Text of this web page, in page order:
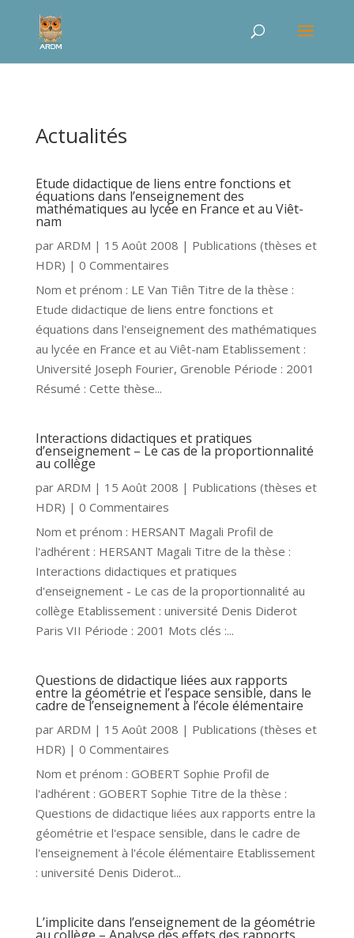
Actualités
Etude didactique de liens entre fonctions et
équations dans l’enseignement des
mathématiques au lycée en France et au Viêt-
nam
par ARDM | 15 Août 2008 | Publications (thèses et
HDR) | 0 Commentaires
Nom et prénom : LE Van Tiên Titre de la thèse :
Etude didactique de liens entre fonctions et
équations dans l'enseignement des mathématiques
au lycée en France et au Viêt-nam Etablissement :
Université Joseph Fourier, Grenoble Période : 2001
Résumé : Cette thèse...
Interactions didactiques et pratiques
d’enseignement – Le cas de la proportionnalité
au collège
par ARDM | 15 Août 2008 | Publications (thèses et
HDR) | 0 Commentaires
Nom et prénom : HERSANT Magali Profil de
l'adhérent : HERSANT Magali Titre de la thèse :
Interactions didactiques et pratiques
d'enseignement - Le cas de la proportionnalité au
collège Etablissement : université Denis Diderot
Paris VII Période : 2001 Mots clés :...
Questions de didactique liées aux rapports
entre la géométrie et l’espace sensible, dans le
cadre de l’enseignement à l’école élémentaire
par ARDM | 15 Août 2008 | Publications (thèses et
HDR) | 0 Commentaires
Nom et prénom : GOBERT Sophie Profil de
l'adhérent : GOBERT Sophie Titre de la thèse :
Questions de didactique liées aux rapports entre la
géométrie et l'espace sensible, dans le cadre de
l'enseignement à l'école élémentaire Etablissement
: université Denis Diderot...
L’implicite dans l’enseignement de la géométrie